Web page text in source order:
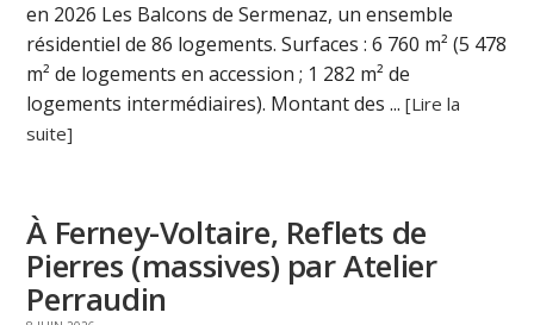
en 2026 Les Balcons de Sermenaz, un ensemble
résidentiel de 86 logements. Surfaces : 6 760 m² (5 478
m² de logements en accession ; 1 282 m² de
logements intermédiaires). Montant des ...[Lire la
suite]
À Ferney-Voltaire, Reflets de
Pierres (massives) par Atelier
Perraudin